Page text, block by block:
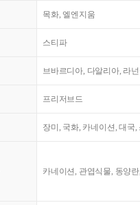
목화, 엘엔지움
스티파
브바르디아, 다알리아, 라
프리저브드
장미, 국화, 카네이션, 대국
카네이션, 관엽식물, 동양